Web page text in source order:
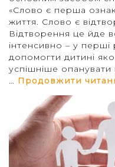
«Слово є перша
життя. Слово є
Відтворення це йде
інтенсивно – у
допомогти дитині
успішніше
… Продовжити